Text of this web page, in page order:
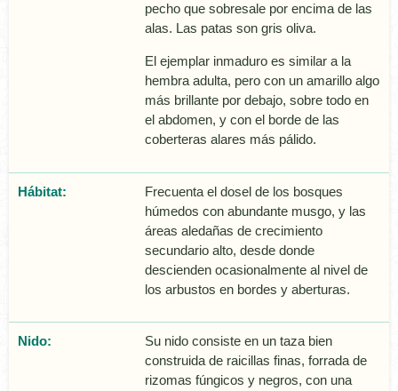
pecho que sobresale por encima de las
alas. Las patas son gris oliva.
El ejemplar inmaduro es similar a la
hembra adulta, pero con un amarillo algo
más brillante por debajo, sobre todo en
el abdomen, y con el borde de las
coberteras alares más pálido.
Hábitat:
Frecuenta el dosel de los bosques
húmedos con abundante musgo, y las
áreas aledañas de crecimiento
secundario alto, desde donde
descienden ocasionalmente al nivel de
los arbustos en bordes y aberturas.
Nido:
Su nido consiste en un taza bien
construida de raicillas finas, forrada de
rizomas fúngicos y negros, con una